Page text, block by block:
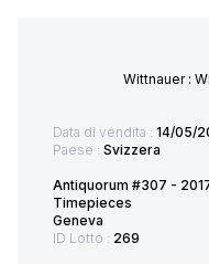
Wittnauer :
Data di vendita : 14/05/
Paese : Svizzera
Antiquorum #307 -
Timepieces
Geneva
ID Lotto : 269